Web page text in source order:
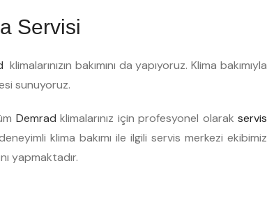
Servisi
klimalarınızın bakımını da yapıyoruz. Klima bakımıyla
sunuyoruz.
Demradklimalarınız için profesyonel olarakservis
klima bakımı ile ilgili servis merkezi ekibimiz
yapmaktadır.